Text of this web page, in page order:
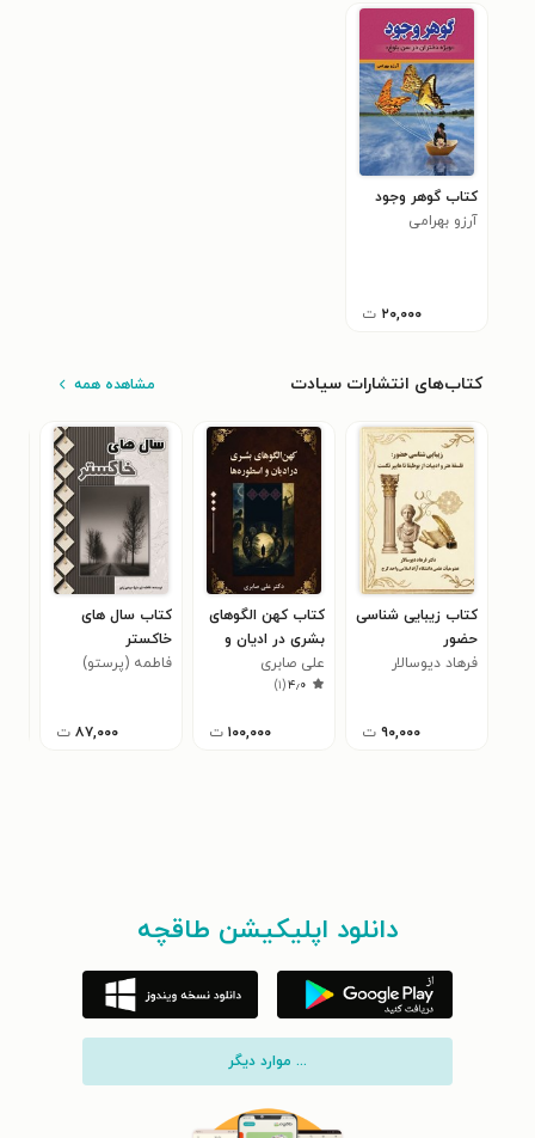
کتاب گوهر وجود
آرزو بهرامی
۲۰,۰۰۰ ت
کتاب‌های انتشارات سیادت مشاهده همه
کتاب زیبایی‌ شناسی
حضور
فرهاد دیوسالار
۹۰,۰۰۰ ت
کتاب کهن الگوهای
بشری در ادیان و
اسطوره‌ ها
علی صابری
۴٫۰(۱)
۱۰۰,۰۰۰ ت
کتاب سال های
خاکستر
فاطمه (پرستو)
۸۷,۰۰۰ ت
دانلود اپلیکیشن طاقچه
... موارد دیگر